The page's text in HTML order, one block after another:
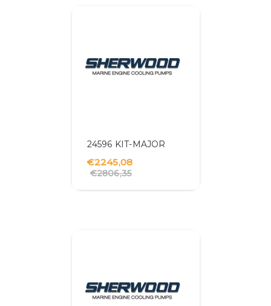
24596 KIT-MAJOR
€2245,08
€2806,35